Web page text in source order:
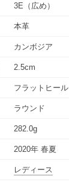
3E（広め）
本革
カンボジア
2.5cm
フラットヒール
ラウンド
282.0g
2020年 春夏
レディース